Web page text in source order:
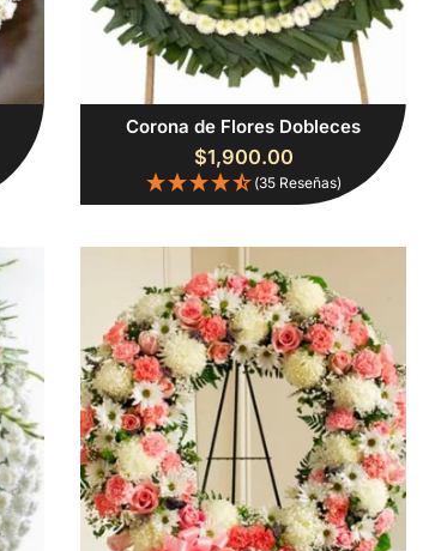
Corona de Flores Dobleces
$1,900.00
(35 Reseñas)